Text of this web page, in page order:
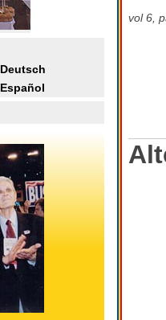
vol 6,
Deutsch
Español